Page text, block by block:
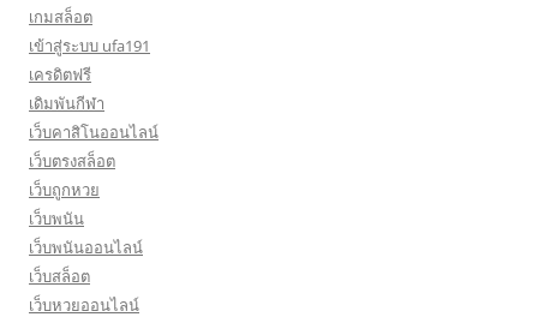
เกมสล็อต
เข้าสู่ระบบ ufa191
เครดิตฟรี
เดิมพันกีฬา
เว็บคาสิโนออนไลน์
เว็บตรงสล็อต
เว็บถูกหวย
เว็บพนัน
เว็บพนันออนไลน์
เว็บสล็อต
เว็บหวยออนไลน์